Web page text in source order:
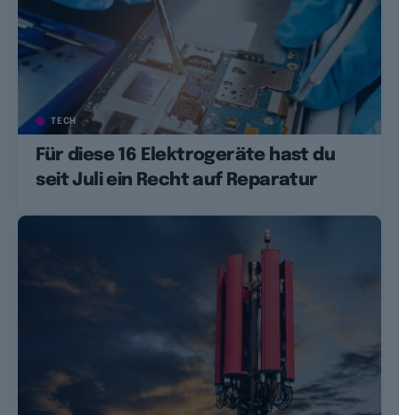
TECH
Für diese 16 Elektrogeräte hast du
seit Juli ein Recht auf Reparatur